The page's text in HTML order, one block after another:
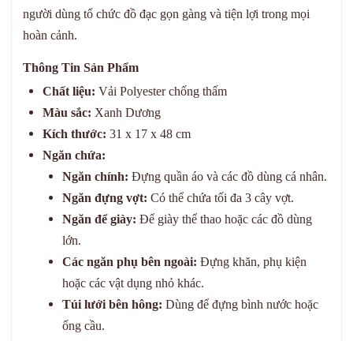
người dùng tổ chức đồ đạc gọn gàng và tiện lợi trong mọi
hoàn cảnh.
Thông Tin Sản Phẩm
Chất liệu: Vải Polyester chống thấm
Màu sắc: Xanh Dương
Kích thước: 31 x 17 x 48 cm
Ngăn chứa:
Ngăn chính: Đựng quần áo và các đồ dùng cá nhân.
Ngăn đựng vợt: Có thể chứa tối đa 3 cây vợt.
Ngăn để giày: Để giày thể thao hoặc các đồ dùng
lớn.
Các ngăn phụ bên ngoài: Đựng khăn, phụ kiện
hoặc các vật dụng nhỏ khác.
Túi lưới bên hông: Dùng để đựng bình nước hoặc
ống cầu.